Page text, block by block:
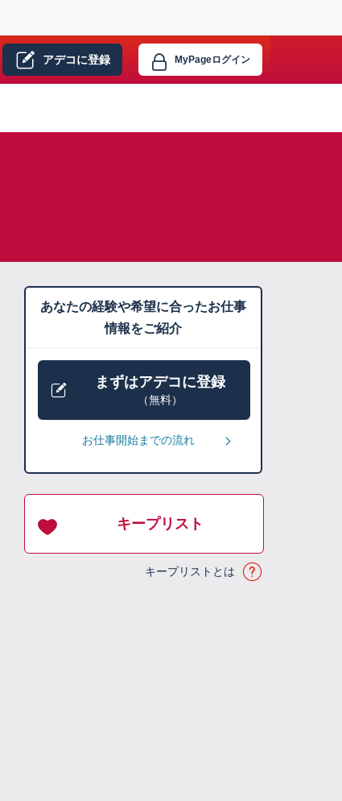
アデコに登録 MyPageログイン
あなたの経験や希望に合ったお仕事
情報をご紹介
まずはアデコに登録
（無料）
お仕事開始までの流れ
キープリスト
キープリストとは